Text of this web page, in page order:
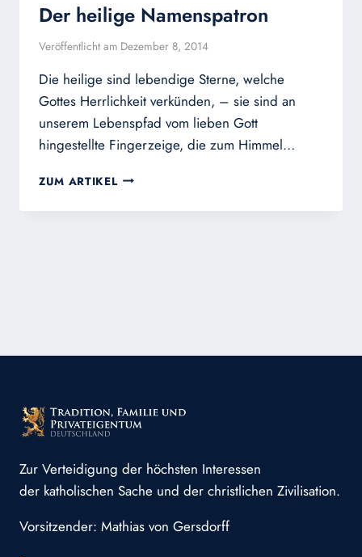
Der heilige Namenspatron
Veröffentlicht am Dezember 8, 2014
Die heilige sind lebendige Sterne, welche
Gottes Herrlichkeit verkünden, – sie sind an
unserem Lebenspfad vom lieben Gott
hingestellte Fingerzeige, die zum Himmel…
ZUM ARTIKEL DER
NAMENSPATRON
Zur Verteidigung der höchsten Interessen
der katholischen Sache und der christlichen Zivilisation.
Vorsitzender: Mathias von Gersdorff